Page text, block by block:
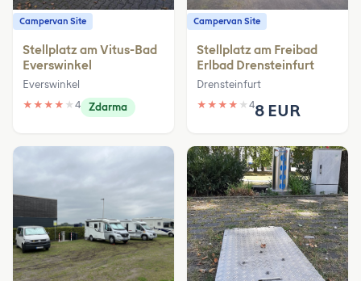
Campervan Site
Stellplatz am Vitus-Bad
Everswinkel
Everswinkel
★ ★ ★ ★ ★ 4 Zdarma
Campervan Site
Stellplatz am Freibad
Erlbad Drensteinfurt
Drensteinfurt
★ ★ ★ ★ ★ 48 EUR